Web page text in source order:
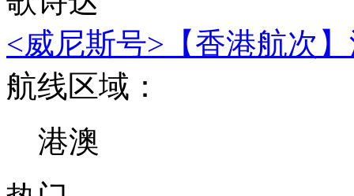
<威尼斯号>【香港航次
航线区域：
港澳